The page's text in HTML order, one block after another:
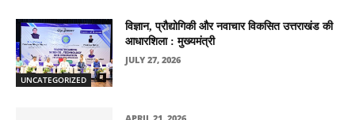
UNCATEGORIZED
विज्ञान, प्रौद्योगिकी और नवाचार विकसित उत्तराखंड की
आधारशिला : मुख्यमंत्री
JULY 27, 2026